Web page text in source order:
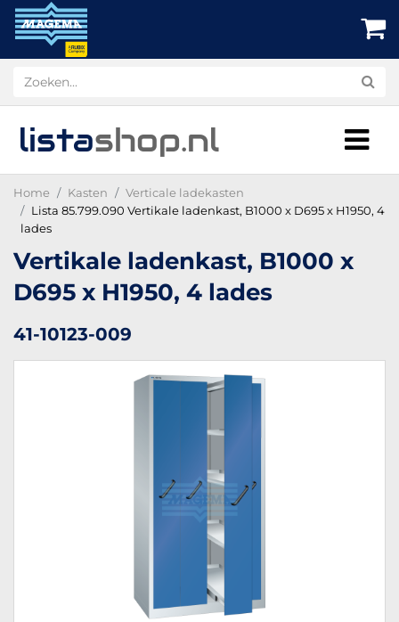
listashop.nl
Home Kasten
Verticale ladekasten
Lista 85.799.090 Vertikale ladenkast, B1000 x D695 x H1950, 4
lades
Vertikale ladenkast, B1000 x
D695 x H1950, 4 lades
41-10123-009